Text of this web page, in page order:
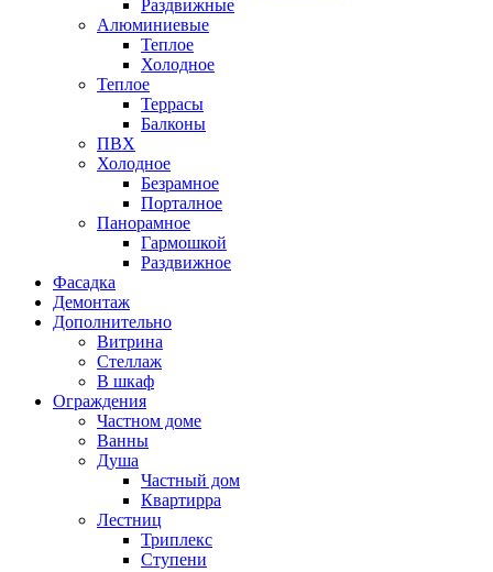
Раздвижные
Алюминиевые
Теплое
Холодное
Теплое
Террасы
Балконы
ПВХ
Холодное
Безрамное
Порталное
Панорамное
Гармошкой
Раздвижное
Фасадка
Демонтаж
Дополнительно
Витрина
Стеллаж
В шкаф
Ограждения
Частном доме
Ванны
Душа
Частный дом
Квартирра
Лестниц
Триплекс
Ступени